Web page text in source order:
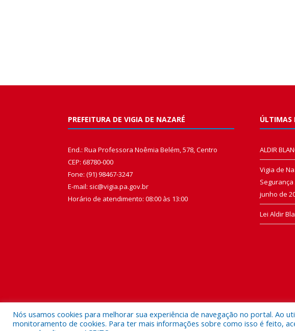
PREFEITURA DE VIGIA DE NAZARÉ
End.: Rua Professora Noêmia Belém, 578, Centro
CEP: 68780-000
Fone: (91) 98467-3247
E-mail: sic@vigia.pa.gov.br
Horário de atendimento: 08:00 às 13:00
ÚLTIMAS
ALDIR
Vigia de
junho de
Lei Aldir
Nós usamos cookies para melhorar sua experiência de navegação no portal. Ao
monitoramento de cookies. Para ter mais informações sobre como isso é feito,